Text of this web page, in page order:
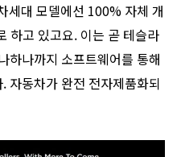
세대 모델에선 100% 자체 개
하고 있고요. 이는 곧 테슬라
하나까지 소프트웨어를 통해
자동차가 완전 전자제품화되